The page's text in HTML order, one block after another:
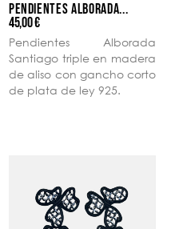
PENDIENTES ALBORADA...
45,00 €
Pendientes Alborada
Santiago triple en madera
de aliso con gancho corto
de plata de ley 925.